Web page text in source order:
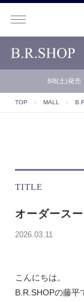
8/8(土)発売
TOP ＞ MALL ＞
TITLE
オーダース
2026.03.11
こんにちは。
B.R.SHOPの藤平